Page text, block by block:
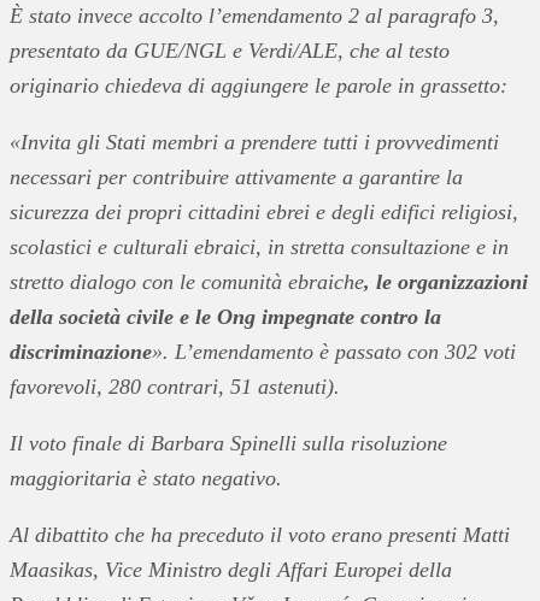
È stato invece accolto l’emendamento 2 al paragrafo 3,
presentato da GUE/NGL e Verdi/ALE, che al testo
originario chiedeva di aggiungere le parole in grassetto:
«Invita gli Stati membri a prendere tutti i provvedimenti
necessari per contribuire attivamente a garantire la
sicurezza dei propri cittadini ebrei e degli edifici religiosi,
scolastici e culturali ebraici, in stretta consultazione e in
stretto dialogo con le comunità ebraiche, le organizzazioni
della società civile e le Ong impegnate contro la
discriminazione». L’emendamento è passato con 302 voti
favorevoli, 280 contrari, 51 astenuti).
Il voto finale di Barbara Spinelli sulla risoluzione
maggioritaria è stato negativo.
Al dibattito che ha preceduto il voto erano presenti Matti
Maasikas, Vice Ministro degli Affari Europei della